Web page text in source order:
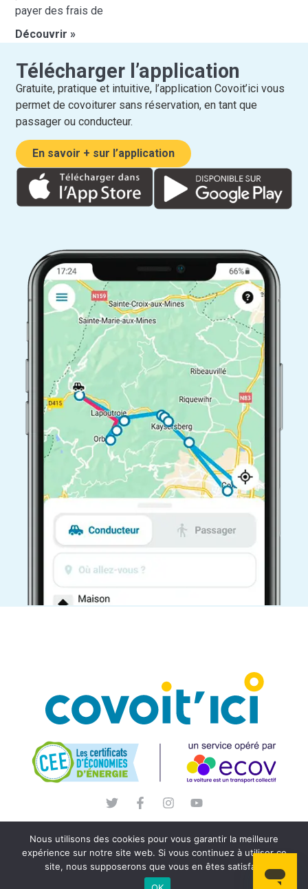
payer des frais de
Découvrir »
Télécharger l’application
Gratuite, pratique et intuitive, l’application Covoit’ici vous
permet de covoiturer sans réservation, en tant que
passager ou conducteur.
En savoir + sur l’application
Nous utilisons des cookies pour vous garantir la meilleure
expérience sur notre site web. Si vous continuez à utiliser ce
site, nous supposerons que vous en êtes satisfait.